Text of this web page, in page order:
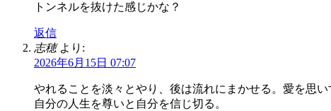
トンネルを抜けた感じかな？
返信
志穂 より:
2026年6月15日 07:07
やれることを淡々とやり、後は流れにまかせる。愛を思い
自分の人生を尊いと自分を信じ切る。